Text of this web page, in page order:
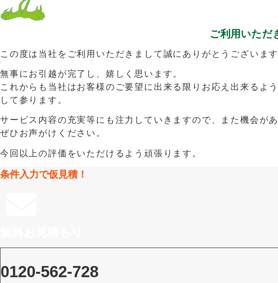
ご利用いただ
この度は当社をご利用いただきまして誠にありがとうございます
無事にお引越が完了し、嬉しく思います。
これからも当社はお客様のご要望に出来る限りお応え出来るよ
して参ります。
サービス内容の充実等にも注力していきますので、また機会が
ぜひお声がけください。
今回以上の評価をいただけるよう頑張ります。
条件入力で仮見積！
0120-562-728